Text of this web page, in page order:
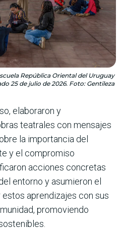
República Oriental del Uruguay
25 de julio de 2026. Foto: Gentileza
elaboraron y
teatrales con mensajes
la importancia del
y el compromiso
acciones concretas
entorno y asumieron el
aprendizajes con sus
promoviendo